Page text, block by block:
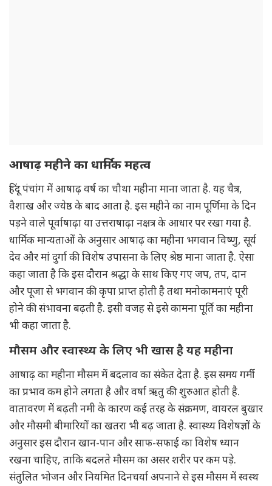
आषाढ़ महीने का धार्मिक महत्व
हिंदू पंचांग में आषाढ़ वर्ष का चौथा महीना माना जाता है. यह चैत्र,
वैशाख और ज्येष्ठ के बाद आता है. इस महीने का नाम पूर्णिमा के दिन
पड़ने वाले पूर्वाषाढ़ा या उत्तराषाढ़ा नक्षत्र के आधार पर रखा गया है.
धार्मिक मान्यताओं के अनुसार आषाढ़ का महीना भगवान विष्णु, सूर्य
देव और मां दुर्गा की विशेष उपासना के लिए श्रेष्ठ माना जाता है. ऐसा
कहा जाता है कि इस दौरान श्रद्धा के साथ किए गए जप, तप, दान
और पूजा से भगवान की कृपा प्राप्त होती है तथा मनोकामनाएं पूरी
होने की संभावना बढ़ती है. इसी वजह से इसे कामना पूर्ति का महीना
भी कहा जाता है.
मौसम और स्वास्थ्य के लिए भी खास है यह महीना
आषाढ़ का महीना मौसम में बदलाव का संकेत देता है. इस समय गर्मी
का प्रभाव कम होने लगता है और वर्षा ऋतु की शुरुआत होती है.
वातावरण में बढ़ती नमी के कारण कई तरह के संक्रमण, वायरल बुखार
और मौसमी बीमारियों का खतरा भी बढ़ जाता है. स्वास्थ्य विशेषज्ञों के
अनुसार इस दौरान खान-पान और साफ-सफाई का विशेष ध्यान
रखना चाहिए, ताकि बदलते मौसम का असर शरीर पर कम पड़े.
संतुलित भोजन और नियमित दिनचर्या अपनाने से इस मौसम में स्वस्थ